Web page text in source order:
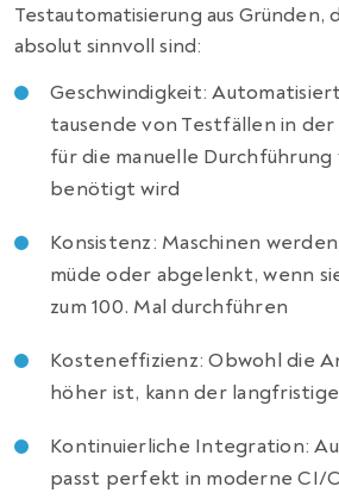
Testautomatisierung aus Gründen,
absolut sinnvoll sind:
Geschwindigkeit:
tausende von Testfällen in
für die manuelle
benötigt wird
Konsistenz: Maschinen
müde oder abgelenkt, wenn
zum 100. Mal durchführen
Kosteneffizienz: Obwohl die
höher ist, kann der
Kontinuierliche Integration:
passt perfekt in moderne CI/